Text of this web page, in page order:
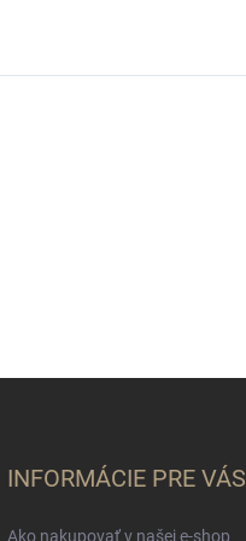
INFORMÁCIE PRE VÁS
Ako nakupovať v našej e-shop